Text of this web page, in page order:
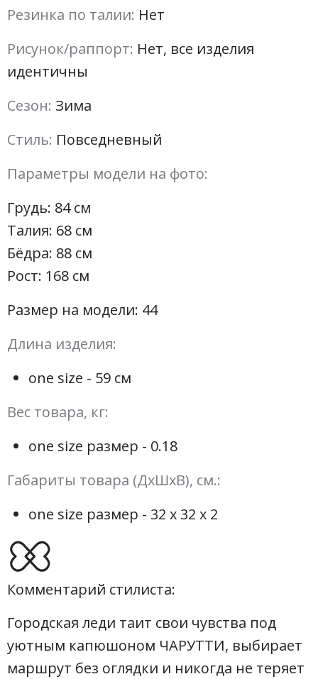
Резинка по талии: Нет
Рисунок/раппорт: Нет, все изделия
идентичны
Сезон: Зима
Стиль: Повседневный
Параметры модели на фото:
Грудь: 84 см
Талия: 68 см
Бёдра: 88 см
Рост: 168 см
Размер на модели: 44
Длина изделия:
one size - 59 см
Вес товара, кг:
one size размер - 0.18
Габариты товара (ДхШхВ), см.:
one size размер - 32 х 32 х 2
Комментарий стилиста:
Городская леди таит свои чувства под
уютным капюшоном ЧАРУТТИ, выбирает
маршрут без оглядки и никогда не теряет